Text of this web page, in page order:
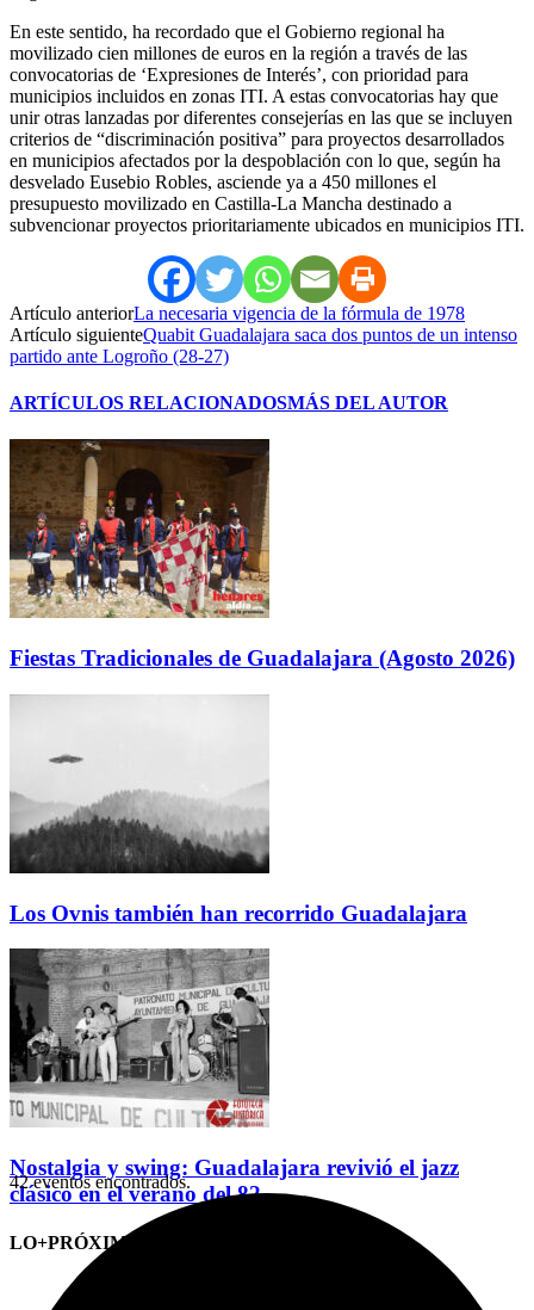
En este sentido, ha recordado que el Gobierno regional ha
movilizado cien millones de euros en la región a través de las
convocatorias de ‘Expresiones de Interés’, con prioridad para
municipios incluidos en zonas ITI. A estas convocatorias hay que
unir otras lanzadas por diferentes consejerías en las que se incluyen
criterios de “discriminación positiva” para proyectos desarrollados
en municipios afectados por la despoblación con lo que, según ha
desvelado Eusebio Robles, asciende ya a 450 millones el
presupuesto movilizado en Castilla-La Mancha destinado a
subvencionar proyectos prioritariamente ubicados en municipios ITI.
Artículo anteriorLa necesaria vigencia de la fórmula de 1978
Artículo siguienteQuabit Guadalajara saca dos puntos de un intenso
partido ante Logroño (28-27)
ARTÍCULOS RELACIONADOSMÁS DEL AUTOR
Fiestas Tradicionales de Guadalajara (Agosto 2026)
Los Ovnis también han recorrido Guadalajara
Nostalgia y swing: Guadalajara revivió el jazz
clásico en el verano del 82
LO+PRÓXIMO (CITAS)
42 eventos encontrados.